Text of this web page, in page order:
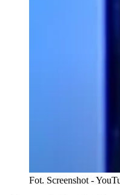
Fot. Screenshot -